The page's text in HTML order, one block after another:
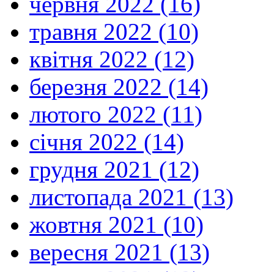
травня 2022 (10)
квітня 2022 (12)
березня 2022 (14)
лютого 2022 (11)
січня 2022 (14)
грудня 2021 (12)
листопада 2021 (13)
жовтня 2021 (10)
вересня 2021 (13)